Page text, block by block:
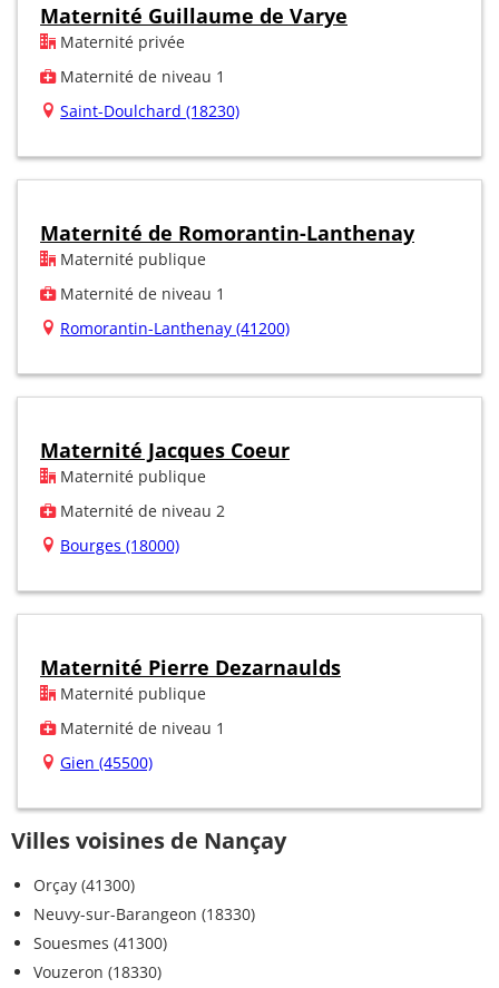
Maternité Guillaume de Varye
Maternité privée
Maternité de niveau 1
Saint-Doulchard (18230)
Maternité de Romorantin-Lanthenay
Maternité publique
Maternité de niveau 1
Romorantin-Lanthenay (41200)
Maternité Jacques Coeur
Maternité publique
Maternité de niveau 2
Bourges (18000)
Maternité Pierre Dezarnaulds
Maternité publique
Maternité de niveau 1
Gien (45500)
Villes voisines de Nançay
Orçay (41300)
Neuvy-sur-Barangeon (18330)
Souesmes (41300)
Vouzeron (18330)